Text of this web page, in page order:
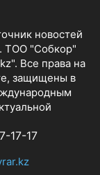
новостей
ТОО "Собкор"
Все права на
защищены в
17-17